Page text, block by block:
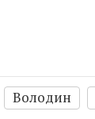
Володин